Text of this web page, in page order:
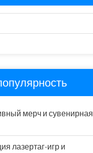
мерч и сувенирная
лазертаг-игр и